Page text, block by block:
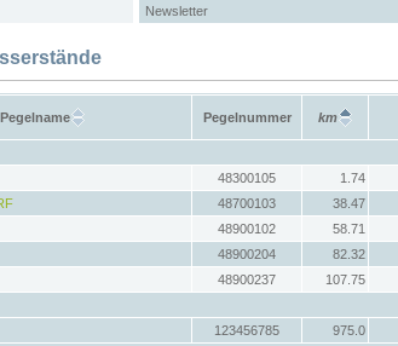
Newsletter
Pegelname Pegelnummer km
48300105 1.74
48700103 38.47
48900102 58.71
48900204 82.32
48900237 107.75
123456785 975.0